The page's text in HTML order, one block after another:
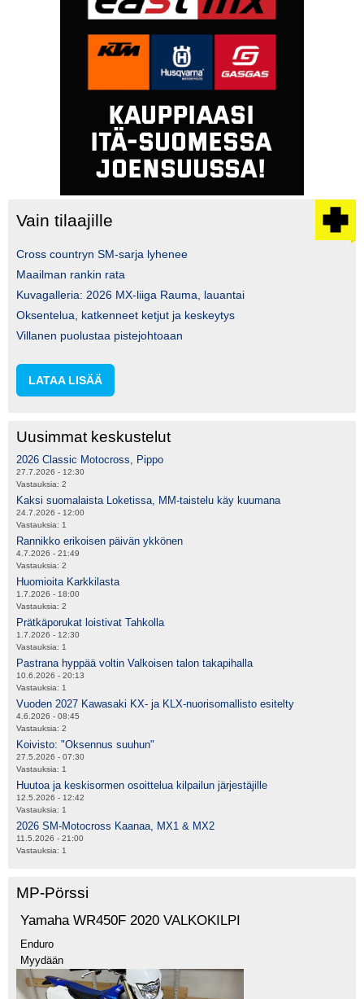
Vain tilaajille
Cross countryn SM-sarja lyhenee
Maailman rankin rata
Kuvagalleria: 2026 MX-liiga Rauma, lauantai
Oksentelua, katkenneet ketjut ja keskeytys
Villanen puolustaa pistejohtoaan
LATAA LISÄÄ
Uusimmat keskustelut
2026 Classic Motocross, Pippo
27.7.2026 - 12:30
Vastauksia: 2
Kaksi suomalaista Loketissa, MM-taistelu käy kuumana
24.7.2026 - 12:00
Vastauksia: 1
Rannikko erikoisen päivän ykkönen
4.7.2026 - 21:49
Vastauksia: 2
Huomioita Karkkilasta
1.7.2026 - 18:00
Vastauksia: 2
Prätkäporukat loistivat Tahkolla
1.7.2026 - 12:30
Vastauksia: 1
Pastrana hyppää voltin Valkoisen talon takapihalla
10.6.2026 - 20:13
Vastauksia: 1
Vuoden 2027 Kawasaki KX- ja KLX-nuorisomallisto esitelty
4.6.2026 - 08:45
Vastauksia: 2
Koivisto: "Oksennus suuhun"
27.5.2026 - 07:30
Vastauksia: 1
Huutoa ja keskisormen osoittelua kilpailun järjestäjille
12.5.2026 - 12:42
Vastauksia: 1
2026 SM-Motocross Kaanaa, MX1 & MX2
11.5.2026 - 21:00
Vastauksia: 1
MP-Pörssi
Yamaha WR450F 2020 VALKOKILPI
Enduro
Myydään